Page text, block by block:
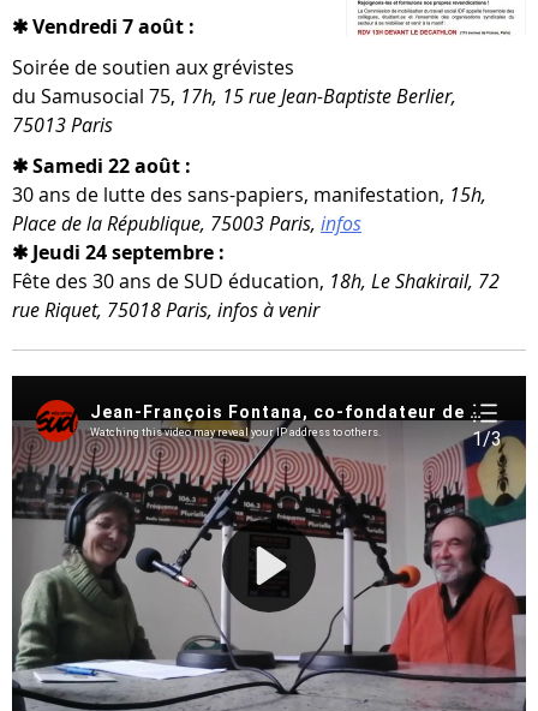
✱ Vendredi 7 août :
Soirée de sou­tien aux gré­vistes
du Samusocial 75, 17h, 15 rue Jean-​Baptiste Berlier,
75013 Paris
✱ Samedi 22 août :
30 ans de lutte des sans-​papiers, mani­fes­ta­tion, 15h,
Place de la République, 75003 Paris, infos
✱ Jeudi 24 septembre :
Fête des 30 ans de SUD édu­ca­tion, 18h, Le Shakirail, 72
rue Riquet, 75018 Paris, infos à venir